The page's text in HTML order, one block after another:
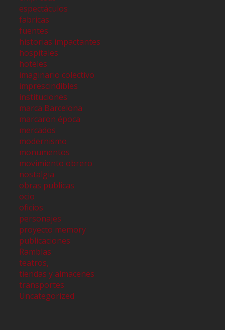
espectáculos
fabricas
fuentes
historias impactantes
hospitales
hoteles
imaginario colectivo
imprescindibles
instituciones
marca Barcelona
marcaron época
mercados
modernismo
monumentos
movimiento obrero
nostalgia
obras publicas
ocio
oficios
personajes
proyecto memory
publicaciones
Ramblas
teatros,
tiendas y almacenes
transportes
Uncategorized